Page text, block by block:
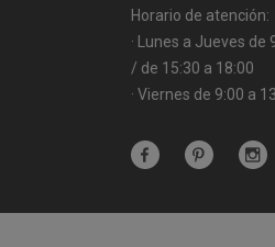
Horario de atención:
· Lunes a Jueves de
/ de 15:30 a 18:00
· Viernes de 9:00 a